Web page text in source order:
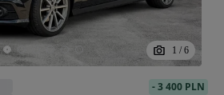
1 / 6
-3 400 PLN